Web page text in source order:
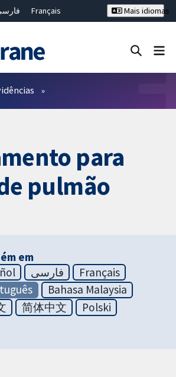
Français
繁體中文
Mais idiomas
para
pulmão
em
فارسی
Français
Bahasa Malaysia
简体中文
Polski